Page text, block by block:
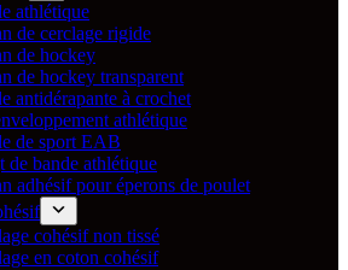
athlétique
de cerclage rigide
de hockey
de hockey transparent
antidérapante à crochet
athlétique
de sport EAB
de bande athlétique
adhésif pour éperons de poulet
cohésif non tissé
en coton cohésif